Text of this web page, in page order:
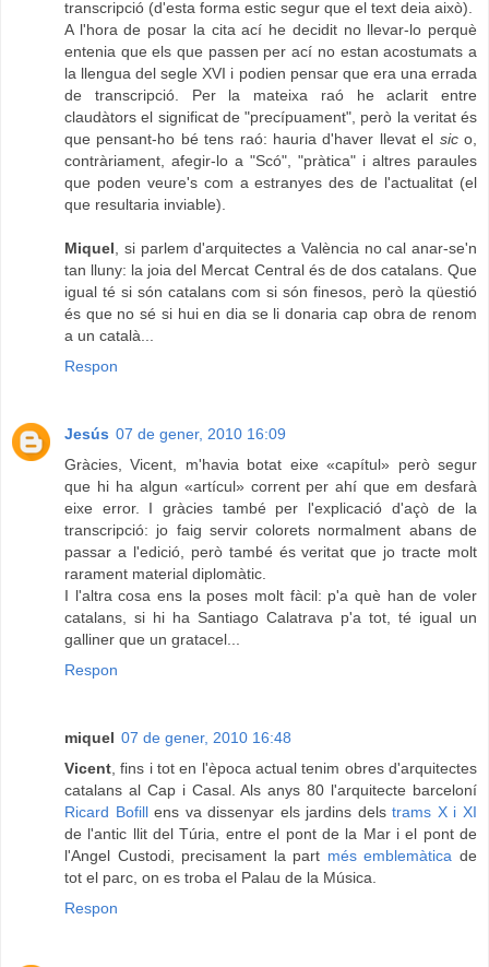
transcripció (d'esta forma estic segur que el text deia això).
A l'hora de posar la cita ací he decidit no llevar-lo perquè
entenia que els que passen per ací no estan acostumats a
la llengua del segle XVI i podien pensar que era una errada
de transcripció. Per la mateixa raó he aclarit entre
claudàtors el significat de "precípuament", però la veritat és
que pensant-ho bé tens raó: hauria d'haver llevat el sico,
contràriament, afegir-lo a "Scó", "pràtica" i altres paraules
que poden veure's com a estranyes des de l'actualitat (el
que resultaria inviable).
Miquel, si parlem d'arquitectes a València no cal anar-se'n
tan lluny: la joia del Mercat Central és de dos catalans. Que
igual té si són catalans com si són finesos, però la qüestió
és que no sé si hui en dia se li donaria cap obra de renom
a un català...
Respon
Jesús 07 de gener, 2010 16:09
Gràcies, Vicent, m'havia botat eixe «capítul» però segur
que hi ha algun «artícul» corrent per ahí que em desfarà
eixe error. I gràcies també per l'explicació d'açò de la
transcripció: jo faig servir colorets normalment abans de
passar a l'edició, però també és veritat que jo tracte molt
rarament material diplomàtic.
I l'altra cosa ens la poses molt fàcil: p'a què han de voler
catalans, si hi ha Santiago Calatrava p'a tot, té igual un
galliner que un gratacel...
Respon
miquel 07 de gener, 2010 16:48
Vicent, fins i tot en l'època actual tenim obres d'arquitectes
catalans al Cap i Casal. Als anys 80 l'arquitecte barceloní
Ricard Bofillens va dissenyar els jardins delstrams X i XI
de l'antic llit del Túria, entre el pont de la Mar i el pont de
l'Angel Custodi, precisament la part més emblemàtica de
tot el parc, on es troba el Palau de la Música.
Respon